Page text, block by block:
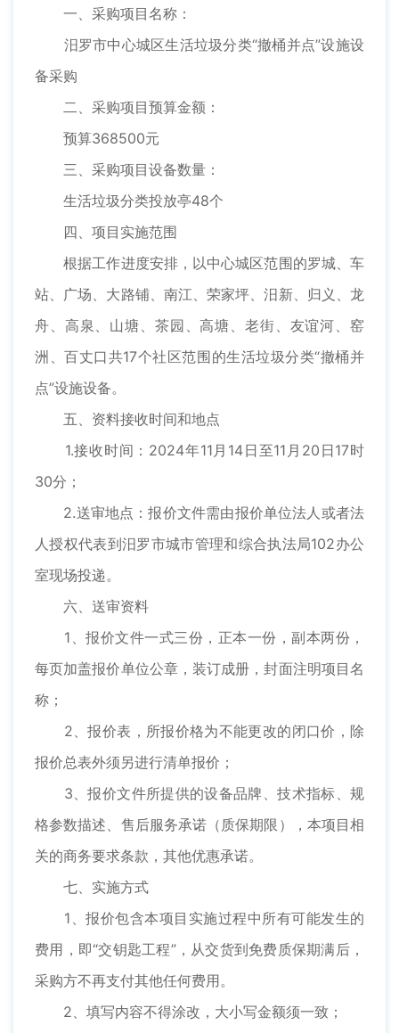
一、采购项目名称：
汨罗市中心城区生活垃圾分类“撤桶并点”设施设
备采购
二、采购项目预算金额：
预算368500元
三、采购项目设备数量：
生活垃圾分类投放亭48个
四、项目实施范围
根据工作进度安排，以中心城区范围的罗城、车
站、广场、大路铺、南江、荣家坪、汨新、归义、龙
舟、高泉、山塘、茶园、高塘、老街、友谊河、窑
洲、百丈口共17个社区范围的生活垃圾分类“撤桶并
点”设施设备。
五、资料接收时间和地点
1.接收时间：2024年11月14日至11月20日17时
30分；
2.送审地点：报价文件需由报价单位法人或者法
人授权代表到汨罗市城市管理和综合执法局102办公
室现场投递。
六、送审资料
1、报价文件一式三份，正本一份，副本两份，
每页加盖报价单位公章，装订成册，封面注明项目名
称；
2、报价表，所报价格为不能更改的闭口价，除
报价总表外须另进行清单报价；
3、报价文件所提供的设备品牌、技术指标、规
格参数描述、售后服务承诺（质保期限），本项目相
关的商务要求条款，其他优惠承诺。
七、实施方式
1、报价包含本项目实施过程中所有可能发生的
费用，即“交钥匙工程”，从交货到免费质保期满后，
采购方不再支付其他任何费用。
2、填写内容不得涂改，大小写金额须一致；